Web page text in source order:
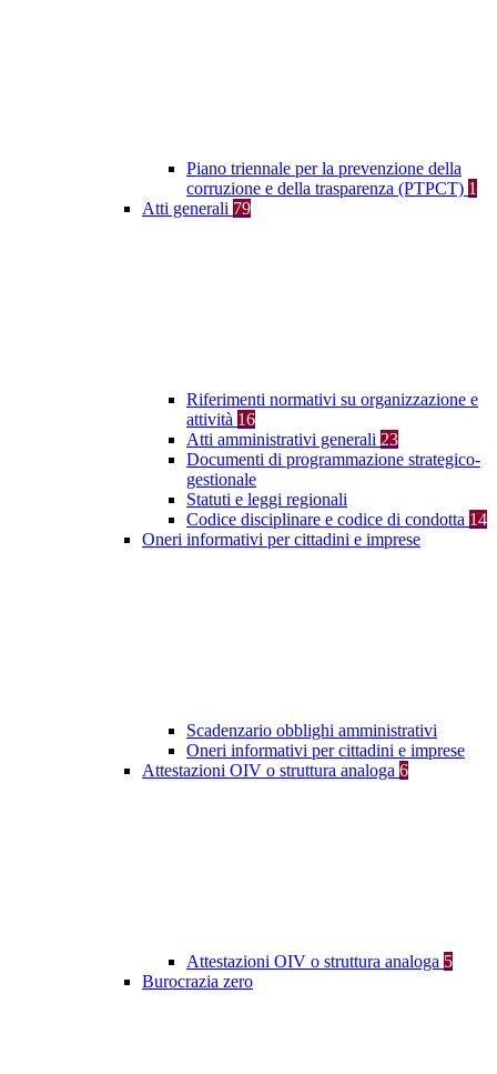
Piano triennale per la prevenzione della
corruzione e della trasparenza (PTPCT) 1
Atti generali 79
Riferimenti normativi su organizzazione e
attività 16
Atti amministrativi generali 23
Documenti di programmazione strategico-
gestionale
Statuti e leggi regionali
Codice disciplinare e codice di condotta 14
Oneri informativi per cittadini e imprese
Scadenzario obblighi amministrativi
Oneri informativi per cittadini e imprese
Attestazioni OIV o struttura analoga 6
Attestazioni OIV o struttura analoga 5
Burocrazia zero